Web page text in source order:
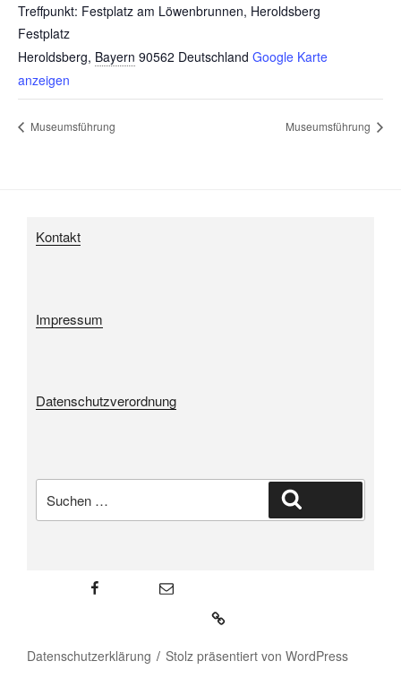
Treffpunkt: Festplatz am Löwenbrunnen, Heroldsberg
Festplatz
Heroldsberg, Bayern 90562 Deutschland Google Karte
anzeigen
Museumsführung Museumsführung
Kontakt
Impressum
Datenschutzverordnung
nach:
E-Mail
Weißes Schloss Heroldsberg
Datenschutzerklärung Stolz präsentiert von WordPress